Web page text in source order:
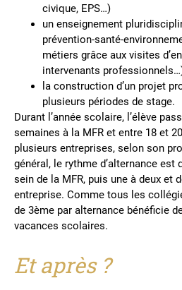
civique, EPS…)
un enseignement
prévention-santé-
métiers grâce aux visites
intervenants
la construction d’un projet
plusieurs périodes de stage.
Durant l’année scolaire, l’élève
semaines à la MFR et entre 18 et
plusieurs entreprises, selon son
général, le rythme d’alternance est
sein de la MFR, puis une à deux et
entreprise. Comme tous les
de 3ème par alternance bénéficie
vacances scolaires.
Et après ?